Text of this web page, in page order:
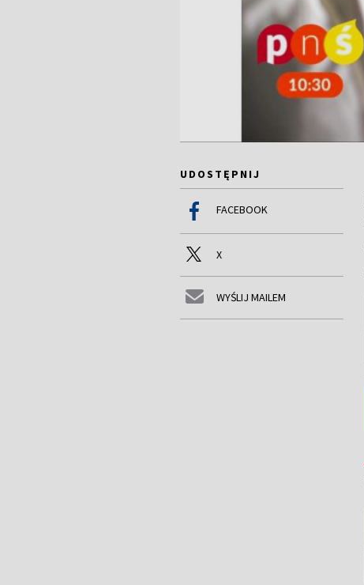
UDOSTĘPNIJ
FACEBOOK
X
WYŚLIJ MAILEM